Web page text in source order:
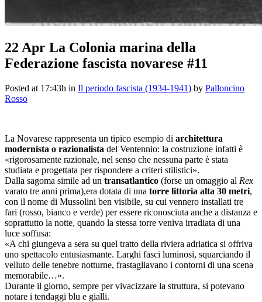
22 Apr La Colonia marina della
Federazione fascista novarese #11
Posted at 17:43h in Il periodo fascista (1934-1941) by Palloncino
Rosso
La Novarese rappresenta un tipico esempio di architettura
modernista o razionalista del Ventennio: la costruzione infatti è
«rigorosamente razionale, nel senso che nessuna parte è stata
studiata e progettata per rispondere a criteri stilistici».
Dalla sagoma simile ad un transatlantico (forse un omaggio al Rex
varato tre anni prima),era dotata di una torre littoria alta 30 metri,
con il nome di Mussolini ben visibile, su cui vennero installati tre
fari (rosso, bianco e verde) per essere riconosciuta anche a distanza e
soprattutto la notte, quando la stessa torre veniva irradiata di una
luce soffusa:
«A chi giungeva a sera su quel tratto della riviera adriatica si offriva
uno spettacolo entusiasmante. Larghi fasci luminosi, squarciando il
velluto delle tenebre notturne, frastagliavano i contorni di una scena
memorabile…».
Durante il giorno, sempre per vivacizzare la struttura, si potevano
notare i tendaggi blu e gialli.